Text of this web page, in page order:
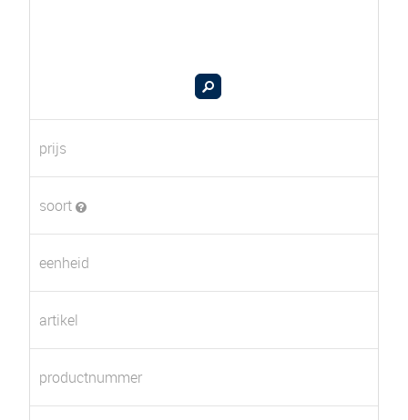
prijs
soort
eenheid
artikel
productnummer